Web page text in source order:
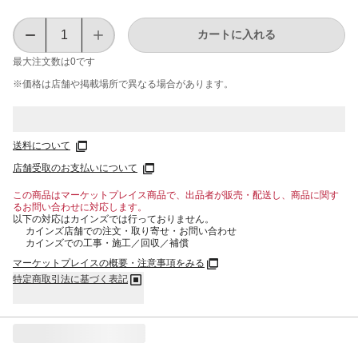
最大注文数は0です
カートに入れる
※価格は​店舗や​掲載場所で​異なる​場合が​あります。
送料について
店舗受取のお支払いについて
この商品はマーケットプレイス商品で、出品者が販売・配送し、商品に関す
るお問い合わせに対応します。
以下の対応はカインズでは行っておりません。
カインズ店舗での注文・取り寄せ・お問い合わせ
カインズでの工事・施工／回収／補償
マーケットプレイスの概要・注意事項をみる
特定商取引法に基づく表記